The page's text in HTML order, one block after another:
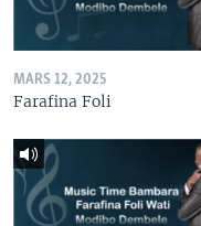
MARS 12, 2025
Farafina Foli